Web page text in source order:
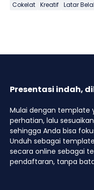
Cokelat Kreatif Latar
Presentasi indah,
Mulai dengan template
perhatian, lalu
sehingga Anda bisa
Unduh sebagai
secara online sebagai
pendaftaran, tanpa